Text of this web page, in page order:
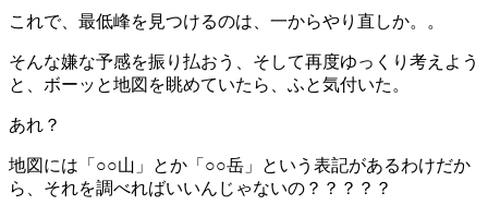
これで、最低峰を見つけるのは、一からやり直しか。。
そんな嫌な予感を振り払おう、そして再度ゆっくり考えよう
と、ボーッと地図を眺めていたら、ふと気付いた。
あれ？
地図には「○○山」とか「○○岳」という表記があるわけだか
ら、それを調べればいいんじゃないの？？？？？